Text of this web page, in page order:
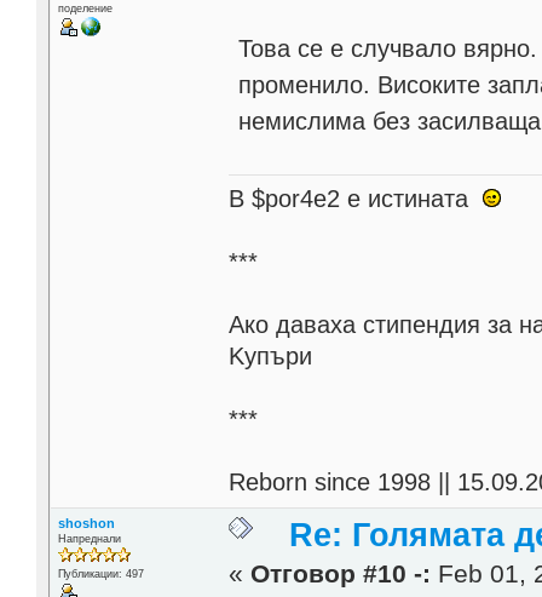
поделение
Това се е случвало
променило. Високите
немислима без
В $por4e2 e истината
***
Aко даваха стипендия за
Kупъри
***
Reborn since 1998 ||
shoshon
Напреднали
Публикации: 497
Re: Голямата
« Отговор #10 -: Feb 01,